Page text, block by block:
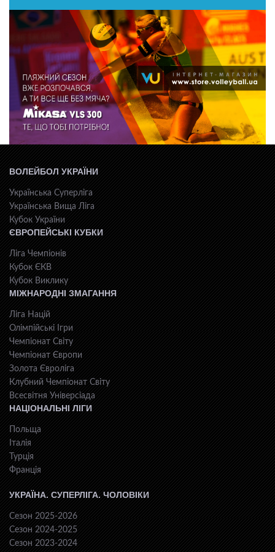
ВОЛЕЙБОЛ УКРАЇНИ
Українська Суперліга
Українська Вища Ліга
Кубок України
ЄВРОПЕЙСЬКІ КУБКИ
Ліга Чемпіонів
Кубок ЄКВ
Кубок Виклику
МІЖНАРОДНІ ЗМАГАННЯ
Ліга Націй
Олімпійські Ігри
Чемпіонат Світу
Чемпіонат Європи
Золота Євроліга
Клубний Чемпіонат Світу
Всесвiтня Унiверсiaда
НАЦІОНАЛЬНІ ЛІГИ
Польща
Італія
Турція
Франція
УКРАЇНА. СУПЕРЛІГА. ЧОЛОВІКИ
Сезон 2025-2026
Сезон 2024-2025
Сезон 2023-2024